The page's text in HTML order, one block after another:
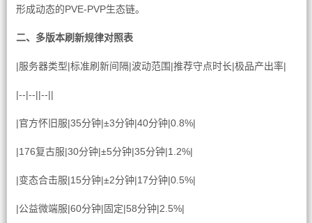
形成动态的PVE-PVP生态链。
二、多版本刷新规律对照表
|服务器类型|标准刷新间隔|波动范围|推荐守点时长|极品产出率|
|--|--||--||
|官方怀旧服|35分钟|±3分钟|40分钟|0.8%|
|176复古服|30分钟|±5分钟|35分钟|1.2%|
|变态合击服|15分钟|±2分钟|17分钟|0.5%|
|公益微端服|60分钟|固定|58分钟|2.5%|